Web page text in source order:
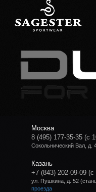
Москва
8 (495) 177-35-35 (с
Сокольнический Вал, д.
Казань
+7 (843) 202-09-09 (с
ул. Пушкина, д. 52
проезда